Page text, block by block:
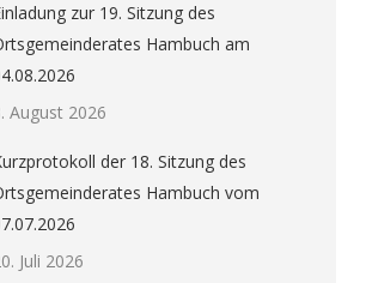
zur 19. Sitzung des
Hambuch am
August 2026
der 18. Sitzung des
Hambuch vom
Juli 2026